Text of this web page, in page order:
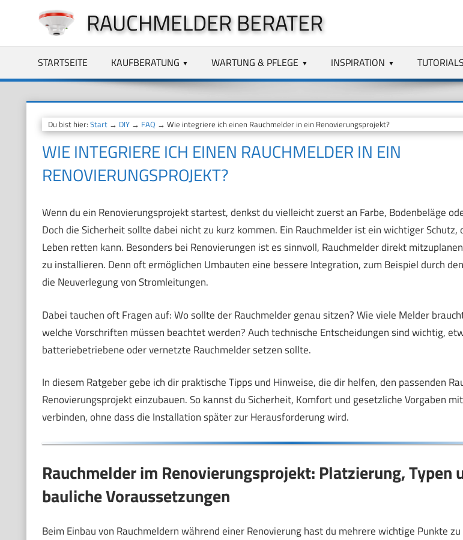
springen
RAUCHMELDER BERATER
STARTSEITE KAUFBERATUNG WARTUNG & PFLEGE INSPIRATION TUTORIALS
Du bist hier: Start→ DIY→ FAQ → Wie integriere ich einen Rauchmelder in ein Renovierungsprojekt?
WIE INTEGRIERE ICH EINEN RAUCHMELDER IN EIN
RENOVIERUNGSPROJEKT?
Wenn du ein Renovierungsprojekt startest, denkst du vielleicht zuerst an Farbe, Bodenbeläge
Doch die Sicherheit sollte dabei nicht zu kurz kommen. Ein Rauchmelder ist ein wichtiger Schutz,
Leben retten kann. Besonders bei Renovierungen ist es sinnvoll, Rauchmelder direkt
zu installieren. Denn oft ermöglichen Umbauten eine bessere Integration, zum Beispiel durch
die Neuverlegung von Stromleitungen.
Dabei tauchen oft Fragen auf: Wo sollte der Rauchmelder genau sitzen? Wie viele Melder
welche Vorschriften müssen beachtet werden? Auch technische Entscheidungen sind wichtig,
batteriebetriebene oder vernetzte Rauchmelder setzen sollte.
In diesem Ratgeber gebe ich dir praktische Tipps und Hinweise, die dir helfen, den passenden
Renovierungsprojekt einzubauen. So kannst du Sicherheit, Komfort und gesetzliche Vorgaben
verbinden, ohne dass die Installation später zur Herausforderung wird.
Rauchmelder im Renovierungsprojekt: Platzierung, Typen
bauliche Voraussetzungen
Beim Einbau von Rauchmeldern während einer Renovierung hast du mehrere wichtige Punkte